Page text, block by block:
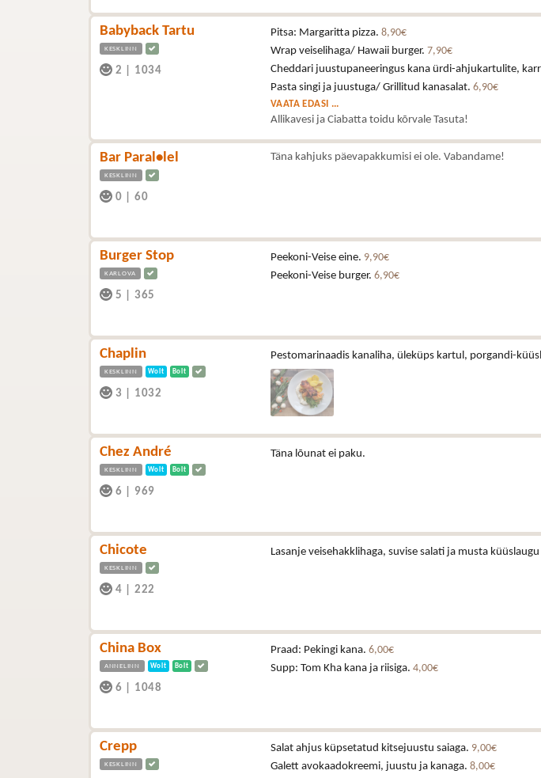
Babyback Tartu
KESKLINN
2 1034
Pitsa: Margaritta pizza. 8,90€
Wrap veiselihaga/ Hawaii burger. 7,90€
Cheddari juustupaneeringus kana ürdi-ahjukartulite,
Pasta singi ja juustuga/ Grillitud kanasalat. 6,90€
VAATA EDASI ...
Allikavesi ja Ciabatta toidu kõrvale Tasuta!
Bar Paral•lel
KESKLINN
0 60
Täna kahjuks päevapakkumisi ei ole. Vabandame!
Burger Stop
KARLOVA
5 365
Peekoni-Veise eine. 9,90€
Peekoni-Veise burger. 6,90€
Chaplin
KESKLINN Wolt Bolt
3 1032
Pestomarinaadis kanaliha, üleküps kartul, porgandi-
Chez André
KESKLINN Wolt Bolt
6 969
Täna lõunat ei paku.
Chicote
KESKLINN
4 222
Lasanje veisehakklihaga, suvise salati ja musta
China Box
ANNELINN Wolt Bolt
6 1048
Praad: Pekingi kana. 6,00€
Supp: Tom Kha kana ja riisiga. 4,00€
Crepp
KESKLINN
Salat ahjus küpsetatud kitsejuustu saiaga. 9,00€
Galett avokaadokreemi, juustu ja kanaga. 8,00€